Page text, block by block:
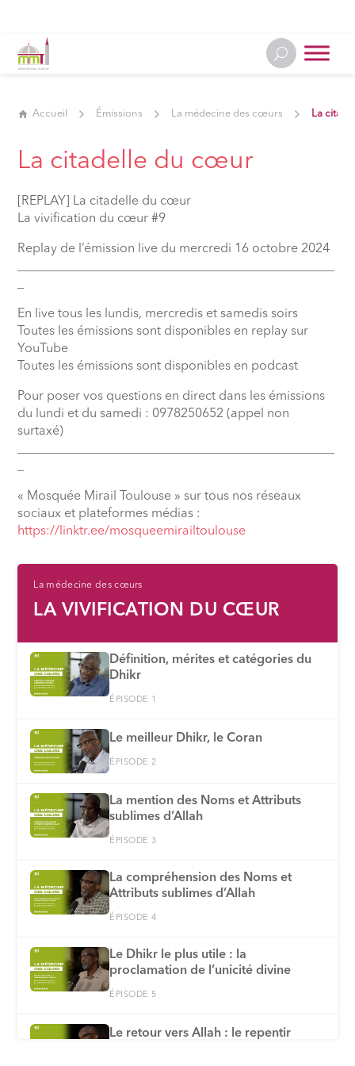
Accueil Émissions La médecine des cœurs La
La citadelle du cœur
[REPLAY] La citadelle du cœur
La vivification du cœur #9
Replay de l’émission live du mercredi 16 octobre 2024
En live tous les lundis, mercredis et samedis soirs
Toutes les émissions sont disponibles en replay sur
YouTube
Toutes les émissions sont disponibles en podcast
Pour poser vos questions en direct dans les émissions
du lundi et du samedi : 0978250652 (appel non
surtaxé)
« Mosquée Mirail Toulouse » sur tous nos réseaux
sociaux et plateformes médias :
⁠https://linktr.ee/mosqueemirailtoulouse
La médecine des cœurs
LA VIVIFICATION DU CŒUR
Définition, mérites et catégories du
Dhikr
ÉPISODE 1
Le meilleur Dhikr, le Coran
ÉPISODE 2
La mention des Noms et Attributs
sublimes d’Allah
ÉPISODE 3
La compréhension des Noms et
Attributs sublimes d’Allah
ÉPISODE 4
Le Dhikr le plus utile : la
proclamation de l’unicité divine
ÉPISODE 5
Le retour vers Allah : le repentir